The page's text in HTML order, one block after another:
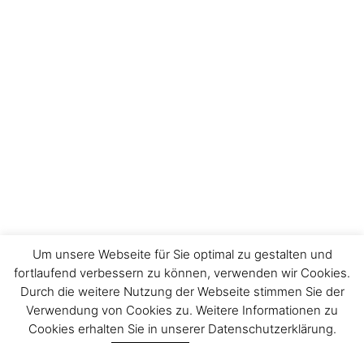
Impressum
Um unsere Webseite für Sie optimal zu gestalten und
fortlaufend verbessern zu können, verwenden wir Cookies.
Durch die weitere Nutzung der Webseite stimmen Sie der
Verwendung von Cookies zu. Weitere Informationen zu
Cookies erhalten Sie in unserer Datenschutzerklärung.